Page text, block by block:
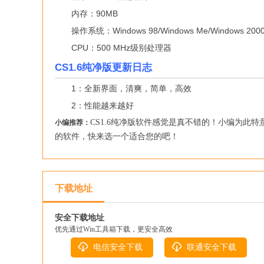
内存：90MB
操作系统：Windows 98/Windows Me/Windows
CPU：500 MHz级别处理器
CS1.6纯净版更新日志
1：全新界面，清爽，简单，高效
2：性能越来越好
小编推荐： CS1.6纯净版软件感觉是真不错的！小编为此
的软件，快来选一个适合您的吧！
下载地址
安全下载地址
优先通过Win工具箱下载，更安全高效
电信安全下载 联通安全下载